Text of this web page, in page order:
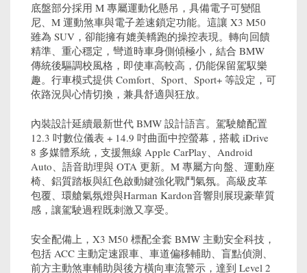
底盤部分採用 M 專屬運動化懸吊，具備電子可變阻
尼、M 運動煞車與電子差速鎖定功能。這讓 X3 M50
雖為 SUV，卻能擁有媲美轎跑的操控表現。轉向回饋
精準、重心穩定，彎道時車身側傾極小，結合 BMW
傳統後驅調校風格，即使車高較高，仍能保留駕馭樂
趣。行車模式提供 Comfort、Sport、Sport+ 等設定，可
依路況與心情切換，兼具舒適與狂放。
內裝設計延續最新世代 BMW 設計語言。駕駛艙配置
12.3 吋數位儀表 + 14.9 吋曲面中控螢幕，搭載 iDrive
8 多媒體系統，支援無線 Apple CarPlay、Android
Auto、語音助理與 OTA 更新。M 專屬方向盤、運動座
椅、鋁質踏板與紅色啟動鍵強化戰鬥氣氛。高級皮革
包覆、環艙氣氛燈與Harman Kardon音響則展現豪華質
感，讓駕駛過程既刺激又享受。
安全配備上，X3 M50 標配全套 BMW 主動安全科技，
包括 ACC 主動定速跟車、車道偏移輔助、盲點偵測、
前方主動煞車輔助與後方橫向車流警示，達到 Level 2